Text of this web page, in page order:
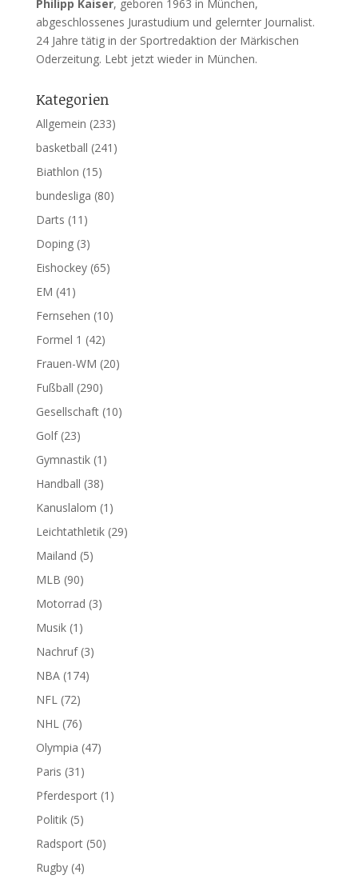
Philipp Kaiser, geboren 1963 in München,
abgeschlossenes Jurastudium und gelernter Journalist.
24 Jahre tätig in der Sportredaktion der Märkischen
Oderzeitung. Lebt jetzt wieder in München.
Kategorien
Allgemein (233)
basketball (241)
Biathlon (15)
bundesliga (80)
Darts (11)
Doping(3)
Eishockey(65)
EM (41)
Fernsehen (10)
Formel 1 (42)
Frauen-WM (20)
Fußball (290)
Gesellschaft(10)
Golf(23)
Gymnastik(1)
Handball (38)
Kanuslalom (1)
Leichtathletik(29)
Mailand (5)
MLB (90)
Motorrad (3)
Musik(1)
Nachruf(3)
NBA(174)
NFL(72)
NHL(76)
Olympia (47)
Paris (31)
Pferdesport(1)
Politik(5)
Radsport(50)
Rugby(4)